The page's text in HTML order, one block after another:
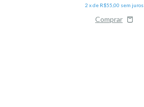
2 x de R$55,00 sem juros